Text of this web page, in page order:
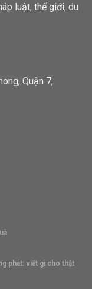
luật, thế giới, du
Quận 7,
phát: viết gì cho thật